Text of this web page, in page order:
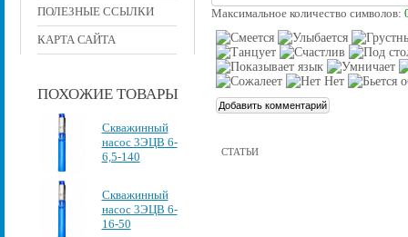
ПОЛЕЗНЫЕ ССЫЛКИ
КАРТА САЙТА
ПОХОЖИЕ ТОВАРЫ
Скважинный
насос 3ЭЦВ 6-
6,5-140
Скважинный
насос 3ЭЦВ 6-
16-50
Максимальное количество символов:
СТАТЬИ